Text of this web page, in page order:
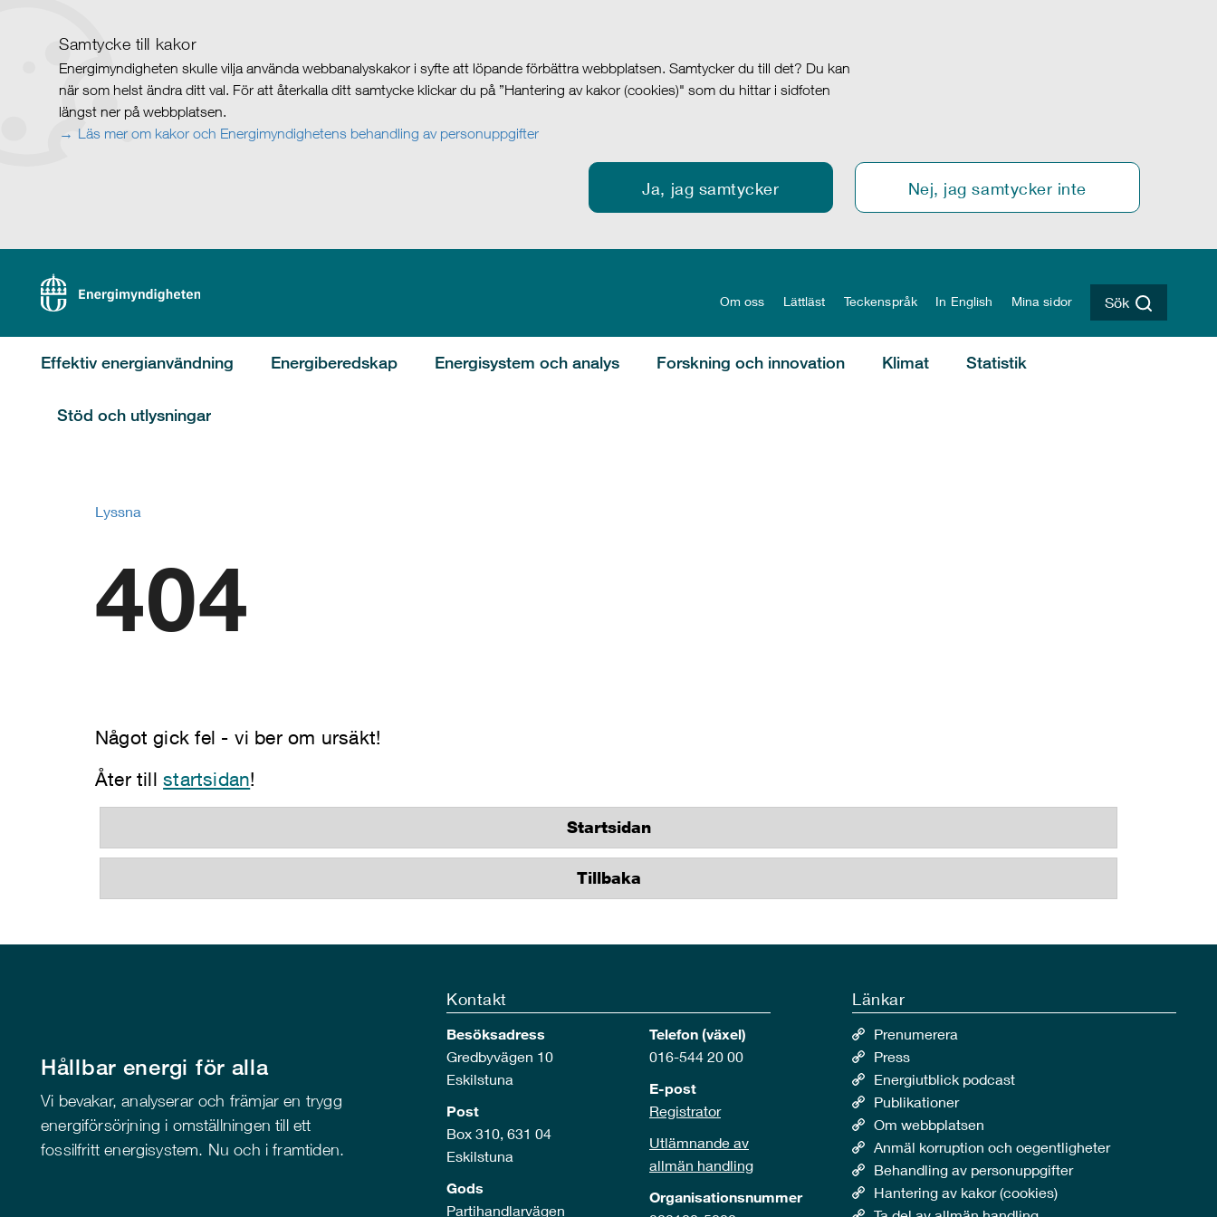
Samtycke till kakor
Energimyndigheten skulle vilja använda webbanalyskakor i syfte att löpande förbättra webbplatsen. Samtycker du till det? Du kan
när som helst ändra ditt val. För att återkalla ditt samtycke klickar du på ”Hantering av kakor (cookies)" som du hittar i sidfoten
längst ner på webbplatsen.
Läs mer om kakor och Energimyndighetens behandling av personuppgifter
Ja, jag samtycker Nej, jag samtycker inte
Om oss Lättläst Teckenspråk In English Mina sidor Sök
Effektiv energianvändning Energiberedskap Energisystem och analys Forskning och innovation Klimat Statistik
Stöd och utlysningar
Lyssna
404
Något gick fel - vi ber om ursäkt!
Åter tillstartsidan!
Startsidan
Tillbaka
Hållbar energi för alla
Vi bevakar, analyserar och främjar en trygg
energiförsörjning i omställningen till ett
fossilfritt energisystem. Nu och i framtiden.
Kontakt
Besöksadress
Gredbyvägen 10
Eskilstuna
Post
Box 310, 631 04
Eskilstuna
Gods
Partihandlarvägen
Telefon (växel)
016-544 20 00
E-post
Registrator
Utlämnande av
allmän handling
Organisationsnummer
Länkar
Prenumerera
Press
Energiutblick podcast
Publikationer
Om webbplatsen
Anmäl korruption och oegentligheter
Behandling av personuppgifter
Hantering av kakor (cookies)